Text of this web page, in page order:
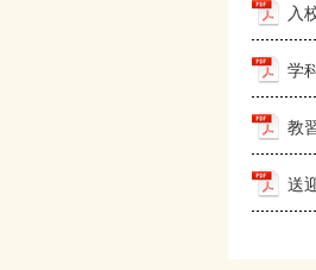
入
学
教
送